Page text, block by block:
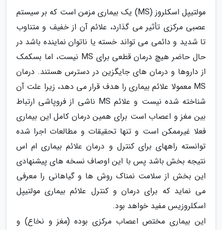
مولتیپل اسکلروز (MS) یک بیماری مزمن است که بر سیستم
عصبی مرکزی تأثیر می گذارد، علائم آن از خفیف و متناوب
تا شدید و دائمی می تواند خسته یا ناتوان نماینده باشد در
حال حاضر هیچ درمان قطعی برای MS نیست، اما بسکمک
از داروها و درمان های جایگزین در دسترس هستند. درمان
MS معمولا علائم بیماری را هدف قرار می دهد، زیرا علت آن
شناخته شده نیست و علائم MS ناشی از فروپاشی ارتباط
بین مغز و اعصاب است برای همین درمان کامل این بیماری
فعلا غیرممکن است و تنها تحقیقات و مطالعات اجرا شده
توانسته راههای برای کنترل و درمان علائم بیماری ام اس
نتیجه بخش باشد پس با این اوصاف نسخه های پیشنهادی
این بخش از سلامت نمناک روش ها و گیاهانی را معرفی
می نماید که برای درمان و کنترل علائم بیماری مولتیپل
اسکلروزیس مفید خواهد بود.
این بیماری مختص اعصاب مرکزی بوده (مغز و نخاع) و